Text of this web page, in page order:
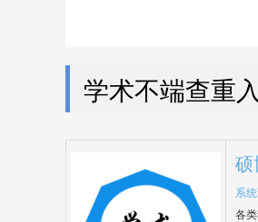
学术不端查重
系
各